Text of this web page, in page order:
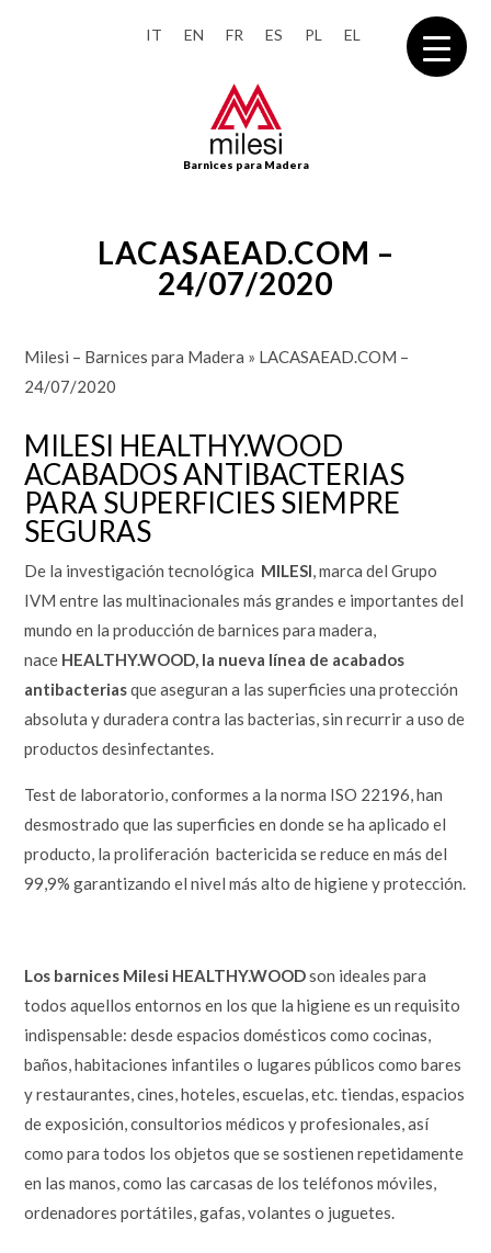
IT EN FR ES PL EL
Barnices para Madera
LACASAEAD.COM –
24/07/2020
Milesi – Barnices para Madera » LACASAEAD.COM –
24/07/2020
MILESI HEALTHY.WOOD
ACABADOS ANTIBACTERIAS
PARA SUPERFICIES SIEMPRE
SEGURAS
De la investigación tecnológica MILESI, marca del Grupo
IVM entre las multinacionales más grandes e importantes del
mundo en la producción de barnices para madera,
nace HEALTHY.WOOD, la nueva línea de acabados
antibacteriasque aseguran a las superficies una protección
absoluta y duradera contra las bacterias, sin recurrir a uso de
productos desinfectantes.
Test de laboratorio, conformes a la norma ISO 22196, han
desmostrado que las superficies en donde se ha aplicado el
producto, la proliferación bactericida se reduce en más del
99,9% garantizando el nivel más alto de higiene y protección.
Los barnices Milesi HEALTHY.WOODson ideales para
todos aquellos entornos en los que la higiene es un requisito
indispensable: desde espacios domésticos como cocinas,
baños, habitaciones infantiles o lugares públicos como bares
y restaurantes, cines, hoteles, escuelas, etc. tiendas, espacios
de exposición, consultorios médicos y profesionales, así
como para todos los objetos que se sostienen repetidamente
en las manos, como las carcasas de los teléfonos móviles,
ordenadores portátiles, gafas, volantes o juguetes.